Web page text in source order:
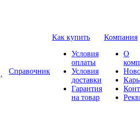
Справочник
Как купить
Условия
оплаты
Условия
доставки
Гарантия
на товар
Компания
О